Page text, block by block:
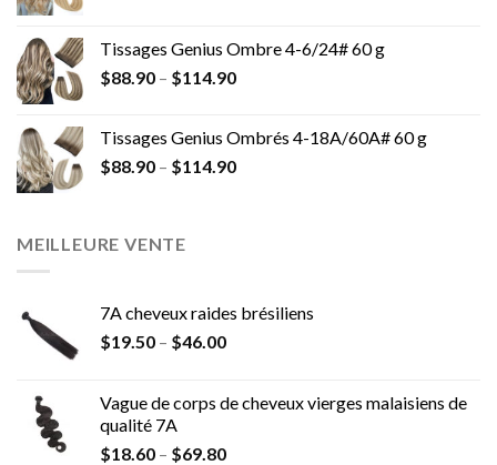
Tissages Genius Ombre 4-6/24# 60 g
$88.90 – $114.90
Tissages Genius Ombrés 4-18A/60A# 60 g
$88.90 – $114.90
MEILLEURE VENTE
7A cheveux raides brésiliens
$19.50 – $46.00
Vague de corps de cheveux vierges malaisiens de
qualité 7A
$18.60 – $69.80